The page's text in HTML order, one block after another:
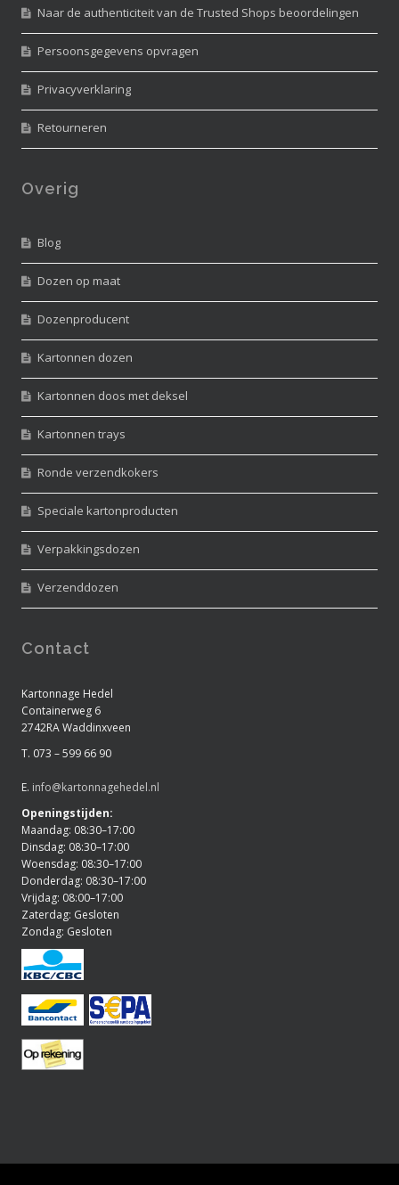
Naar de authenticiteit van de Trusted Shops beoordelingen
Persoonsgegevens opvragen
Privacyverklaring
Retourneren
Overig
Blog
Dozen op maat
Dozenproducent
Kartonnen dozen
Kartonnen doos met deksel
Kartonnen trays
Ronde verzendkokers
Speciale kartonproducten
Verpakkingsdozen
Verzenddozen
Contact
Kartonnage Hedel
Containerweg 6
2742RA Waddinxveen
T. 073 – 599 66 90
E. info@kartonnagehedel.nl
Openingstijden:
Maandag: 08:30–17:00
Dinsdag: 08:30–17:00
Woensdag: 08:30–17:00
Donderdag: 08:30–17:00
Vrijdag: 08:00–17:00
Zaterdag: Gesloten
Zondag: Gesloten